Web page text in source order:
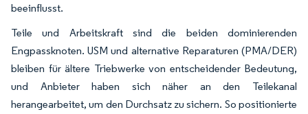
beeinflusst.
Teile und Arbeitskraft sind die beiden dominierenden
Engpassknoten. USM und alternative Reparaturen (PMA/DER)
bleiben für ältere Triebwerke von entscheidender Bedeutung,
und Anbieter haben sich näher an den Teilekanal
herangearbeitet, um den Durchsatz zu sichern. So positionierte